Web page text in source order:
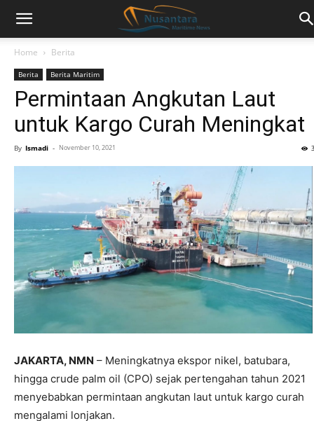
Home Berita
Berita Berita Maritim
Permintaan Angkutan Laut
untuk Kargo Curah Meningkat
By Ismadi - November 10, 2021
JAKARTA, NMN – Meningkatnya ekspor nikel, batubara,
hingga crude palm oil (CPO) sejak pertengahan tahun 2021
menyebabkan permintaan angkutan laut untuk kargo curah
mengalami lonjakan.